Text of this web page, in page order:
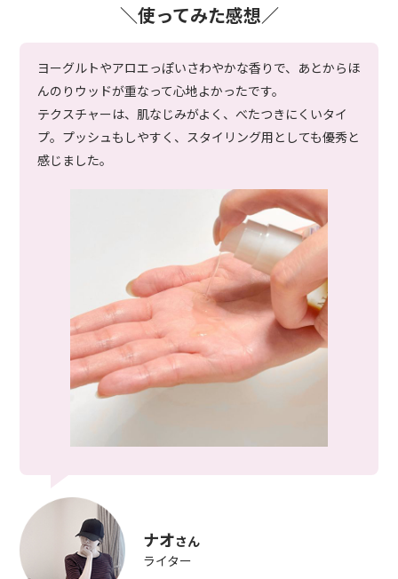
＼使ってみた感想／
ヨーグルトやアロエっぽいさわやかな香りで、あとからほ
んのりウッドが重なって心地よかったです。
テクスチャーは、肌なじみがよく、べたつきにくいタイ
プ。プッシュもしやすく、スタイリング用としても優秀と
感じました。
ナオさん
ライター